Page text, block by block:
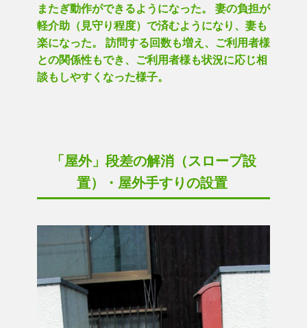
またぎ動作ができるようになった。 妻の負担が
軽介助（見守り程度）で済むようになり、妻も
楽になった。 訪問する回数も増え、ご利用者様
との関係性もでき、ご利用者様も状況に応じ相
談もしやすくなった様子。
「屋外」段差の解消（スロープ設
置）・屋外手すりの設置